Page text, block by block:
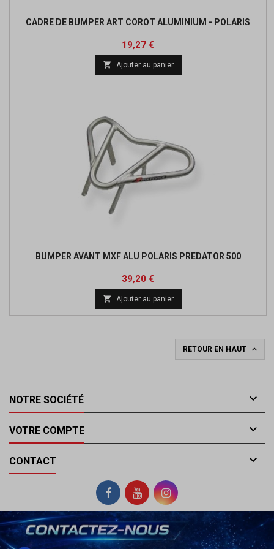
CADRE DE BUMPER ART COROT ALUMINIUM - POLARIS
Prix
19,27 €
base
 Ajouter au panier
BUMPER AVANT MXF ALU POLARIS PREDATOR 500
Prix
39,20 €
base
 Ajouter au panier
RETOUR EN HAUT 
NOTRE SOCIÉTÉ 
VOTRE COMPTE 
CONTACT 